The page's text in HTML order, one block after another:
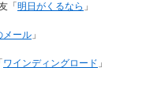
「 明日がくるなら 」
メール 」
ワインディングロード 」